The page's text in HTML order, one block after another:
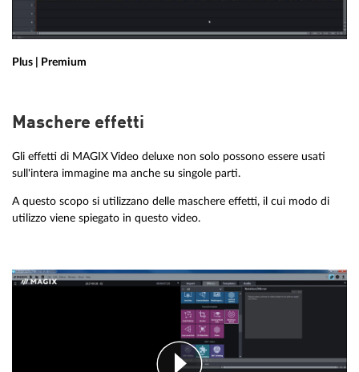
Plus | Premium
Maschere effetti
Gli effetti di MAGIX Video deluxe non solo possono essere usati
sull'intera immagine ma anche su singole parti.
A questo scopo si utilizzano delle maschere effetti, il cui modo di
utilizzo viene spiegato in questo video.